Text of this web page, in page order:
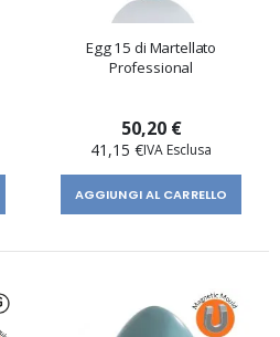
Egg 15 di Martellato
Professional
50,20 €
41,15 €
AGGIUNGI AL CARRELLO